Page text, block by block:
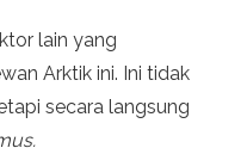
lain yang
Arktik ini. Ini tidak
secara langsung